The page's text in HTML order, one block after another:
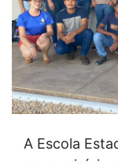
A Escola